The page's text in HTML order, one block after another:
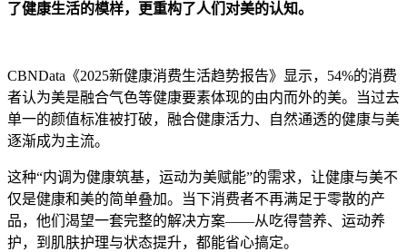
了健康生活的模样，更重构了人们对美的认知。
CBNData《2025新健康消费生活趋势报告》显示，54%的消费
者认为美是融合气色等健康要素体现的由内而外的美。当过去
单一的颜值标准被打破，融合健康活力、自然通透的健康与美
逐渐成为主流。
这种“内调为健康筑基，运动为美赋能”的需求，让健康与美不
仅是健康和美的简单叠加。当下消费者不再满足于零散的产
品，他们渴望一套完整的解决方案——从吃得营养、运动养
护，到肌肤护理与状态提升，都能省心搞定。